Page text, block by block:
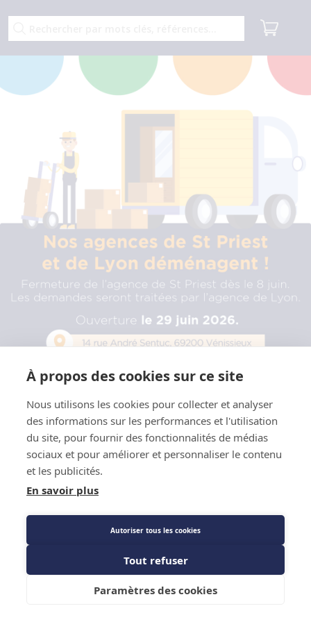
À propos des cookies sur ce site
Nous utilisons les cookies pour collecter et analyser
des informations sur les performances et l'utilisation
du site, pour fournir des fonctionnalités de médias
sociaux et pour améliorer et personnaliser le contenu
et les publicités.
En savoir plus
Autoriser tous les cookies
Tout refuser
Paramètres des cookies